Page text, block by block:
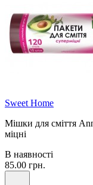
Sweet Home
Мішки для сміття
міцні
В наявності
85.00 грн.